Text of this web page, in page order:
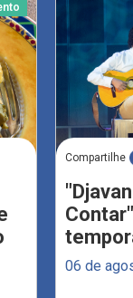
Compartilhe
06 de